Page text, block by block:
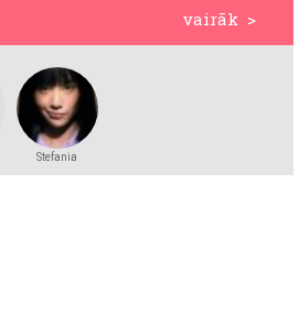
vairāk >
Stefania